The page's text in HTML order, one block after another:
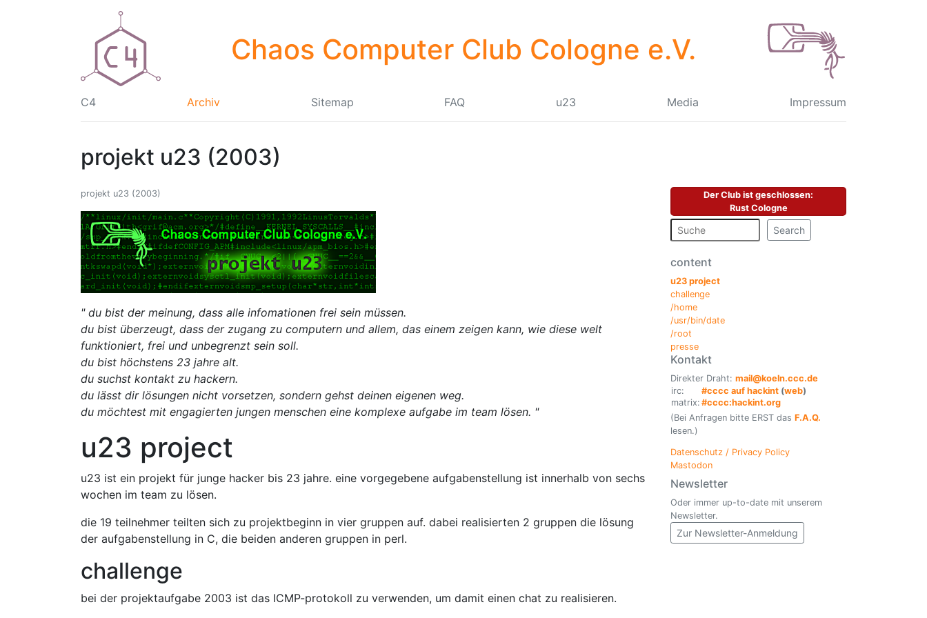
Chaos Computer Club Cologne e.V.
C4 Archiv Sitemap FAQ u23 Media Impressum
projekt u23 (2003)
projekt u23 (2003)
" du bist der meinung, dass alle infomationen frei sein müssen.
du bist überzeugt, dass der zugang zu computern und allem, das einem zeigen kann, wie diese welt
funktioniert, frei und unbegrenzt sein soll.
du bist höchstens 23 jahre alt.
du suchst kontakt zu hackern.
du lässt dir lösungen nicht vorsetzen, sondern gehst deinen eigenen weg.
du möchtest mit engagierten jungen menschen eine komplexe aufgabe im team lösen. "
u23 project
u23 ist ein projekt für junge hacker bis 23 jahre. eine vorgegebene aufgabenstellung ist innerhalb von sechs
wochen im team zu lösen.
die 19 teilnehmer teilten sich zu projektbeginn in vier gruppen auf. dabei realisierten 2 gruppen die lösung
der aufgabenstellung in C, die beiden anderen gruppen in perl.
challenge
bei der projektaufgabe 2003 ist das ICMP-protokoll zu verwenden, um damit einen chat zu realisieren.
Der Club ist geschlossen:
Rust Cologne
Search
content
u23 project
challenge
/home
/usr/bin/date
/root
presse
Kontakt
Direkter Draht: mail@koeln.ccc.de
irc:
#cccc auf hackint (web)
matrix: #cccc:hackint.org
(Bei Anfragen bitte ERST das F.A.Q.
lesen.)
Datenschutz / Privacy Policy
Mastodon
Newsletter
Oder immer up-to-date mit unserem
Newsletter.
Zur Newsletter-Anmeldung